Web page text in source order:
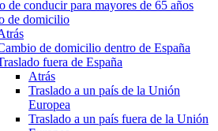
de conducir para mayores de 65 años
de domicilio
de domicilio dentro de España
fuera de España
Atrás
Traslado a un país de la Unión
Europea
Traslado a un país fuera de la Unión